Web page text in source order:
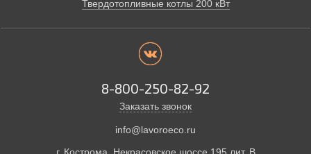
Твердотопливные котлы 200 кВт
8-800-250-82-92
Заказать звонок
info@lavoroeco.ru